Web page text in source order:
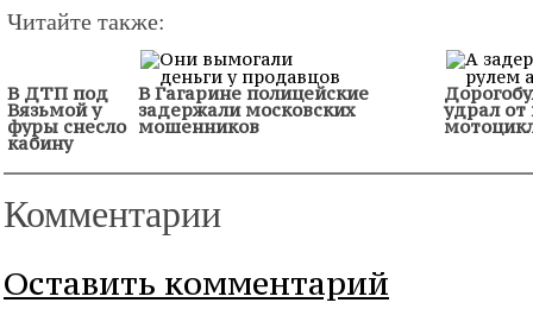
Читайте также:
В ДТП под
Вязьмой у
фуры снесло
кабину
В Гагарине полицейские
задержали московских
мошенников
удрал от
Комментарии
Оставить комментарий